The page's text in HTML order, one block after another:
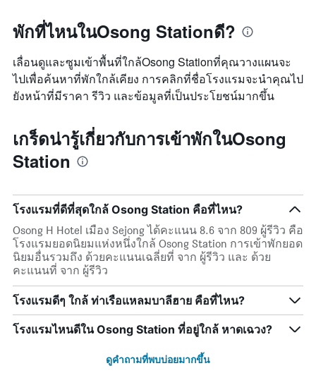
พักที่ไหนในOsong Stationดี?
เลื่อนดูและซูมเข้าพื้นที่ใกล้Osong Stationที่คุณวางแผนจะ
ไปเพื่อค้นหาที่พักใกล้เคียง การคลิกที่ชื่อโรงแรมจะนำคุณไป
ยังหน้าที่มีราคา รีวิว และข้อมูลที่เป็นประโยชน์มากขึ้น
เกร็ดน่ารู้เกี่ยวกับการเข้าพักในOsong
Station
โรงแรมที่ดีที่สุดใกล้ Osong Station คือที่ไหน?
Osong H Hotel เมือง Sejong ได้คะแนน 8.6 จาก 809 ผู้รีวิว คือ
โรงแรมยอดนิยมแห่งหนึ่งใกล้ Osong Station การเข้าพักยอด
นิยมอื่นรวมถึง ด้วยคะแนนเฉลี่ยที่ จาก ผู้รีวิว และ ด้วย
คะแนนที่ จาก ผู้รีวิว
โรงแรมดีๆ ใกล้ ท่าเรือแหลมบาลีฮาย คือที่ไหน?
โรงแรมไหนดีใน Osong Station ที่อยู่ใกล้ หาดเฉวง?
ดูคำถามที่พบบ่อยมากขึ้น